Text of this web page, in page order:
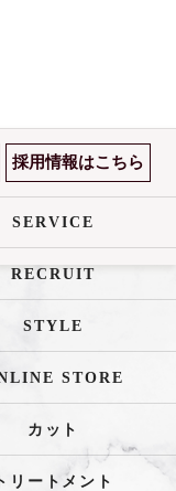
採用情報はこちら
SERVICE
RECRUIT
STYLE
STORE
カット
トリートメント